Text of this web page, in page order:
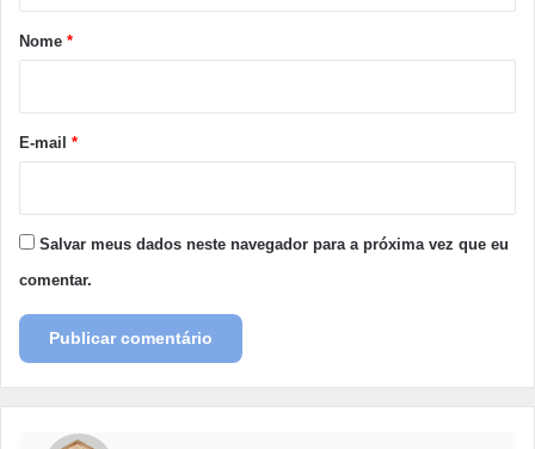
r
*
Nome *
E-mail *
Salvar meus dados neste navegador para a próxima vez que eu
comentar.